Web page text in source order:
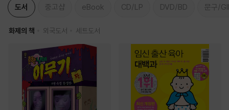
도서 중고샵 eBook CD/LP DVD/BD 문구/
화제의 책 외국도서 세트도서